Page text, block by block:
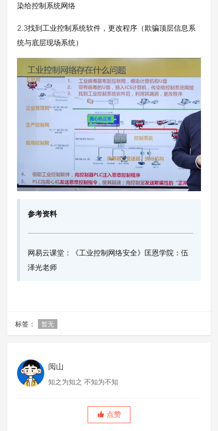
染给控制系统网络
2.3找到工业控制系统软件，更改程序（欺骗顶层信息系
统与底层现场系统）
参考资料
网易云课堂：《工业控制网络安全》匡恩学院：伍
泽光老师
标签： 暂无
阅山
知之为知之 不知为不知
点赞